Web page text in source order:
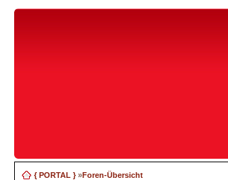
{ PORTAL }»Foren-Übersicht